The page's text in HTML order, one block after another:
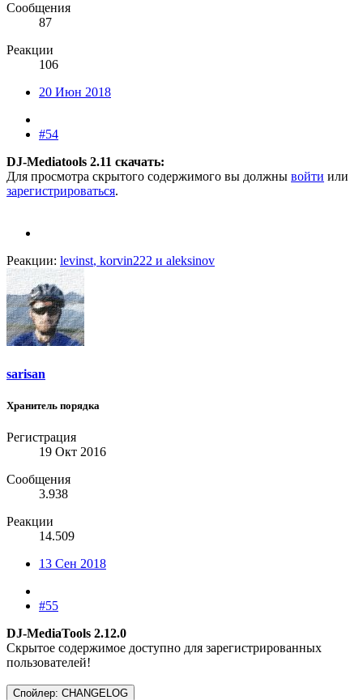
Сообщения
87
Реакции
106
20 Июн 2018
#54
DJ-Мediatооls 2.11 скачать:
Для просмотра скрытого содержимого вы должны войти или
зарегистрироваться.
Реакции: levinst, korvin222 и aleksinov
sarisan
Хранитель порядка
Регистрация
19 Окт 2016
Сообщения
3.938
Реакции
14.509
13 Сен 2018
#55
DJ-MediaTools 2.12.0
Скрытое содержимое доступно для зарегистрированных
пользователей!
Спойлер: CHANGELOG